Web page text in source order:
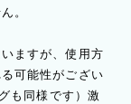
。
ますが、使用方
可能性がござい
も同様です）激